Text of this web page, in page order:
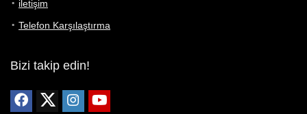
iletişim
Telefon Karşılaştırma
Bizi takip edin!